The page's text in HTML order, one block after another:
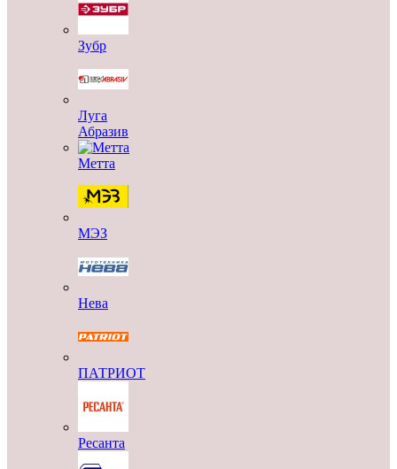
Зубр
Луга
Абразив
Метта
МЭЗ
Нева
ПАТРИОТ
Ресанта